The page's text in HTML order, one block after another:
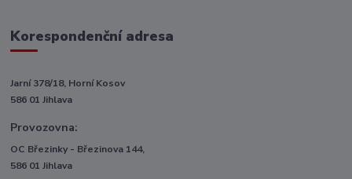
Korespondenční adresa
Jarní 378/18, Horní Kosov
586 01 Jihlava
Provozovna:
OC Březinky - Březinova 144,
586 01 Jihlava